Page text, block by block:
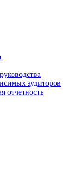
аудиторов
отчетность